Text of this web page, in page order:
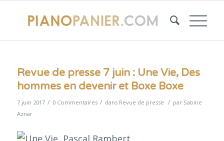
Revue de presse 7 juin : Une Vie, Des
hommes en devenir et Boxe Boxe
7 juin 2017 / 0 Commentaires / dans Revue de presse / par Sabine
Aznar